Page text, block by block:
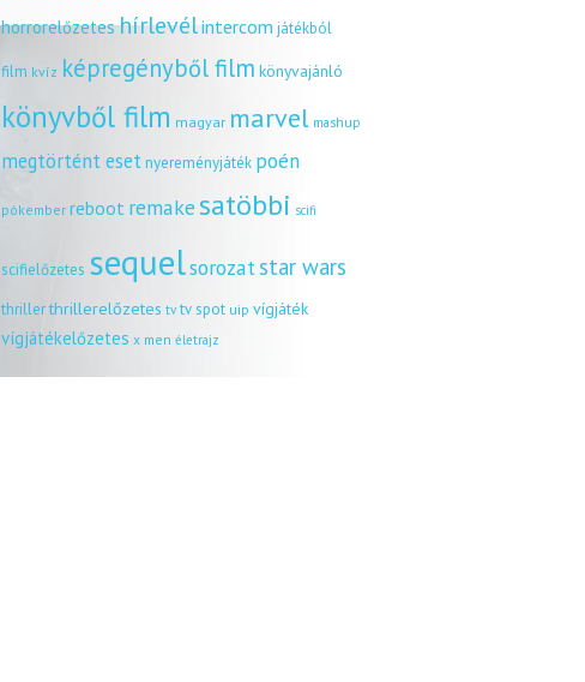
horrorelőzeteshírlevélintercom játékból
film kvíz képregényből film könyvajánló
könyvből film magyar marvel mashup
megtörtént esetnyereményjáték poén
pókember reboot remakesatöbbi scifi
scifielőzetes sequelsorozatstar wars
thrillerthrillerelőzetes tv tv spot uip vígjáték
vígjátékelőzetes x men életrajz